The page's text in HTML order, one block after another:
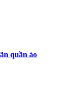
quần áo